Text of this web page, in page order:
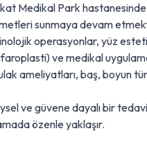
Medikal Park
sunmaya devam
operasyonlar, yüz
ve medikal
ameliyatları, baş, boyun
ve güvene dayalı bir
özenle yaklaşır.